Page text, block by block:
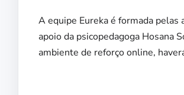
A equipe Eureka é formada pelas
apoio da psicopedagoga Hosana
ambiente de reforço online,